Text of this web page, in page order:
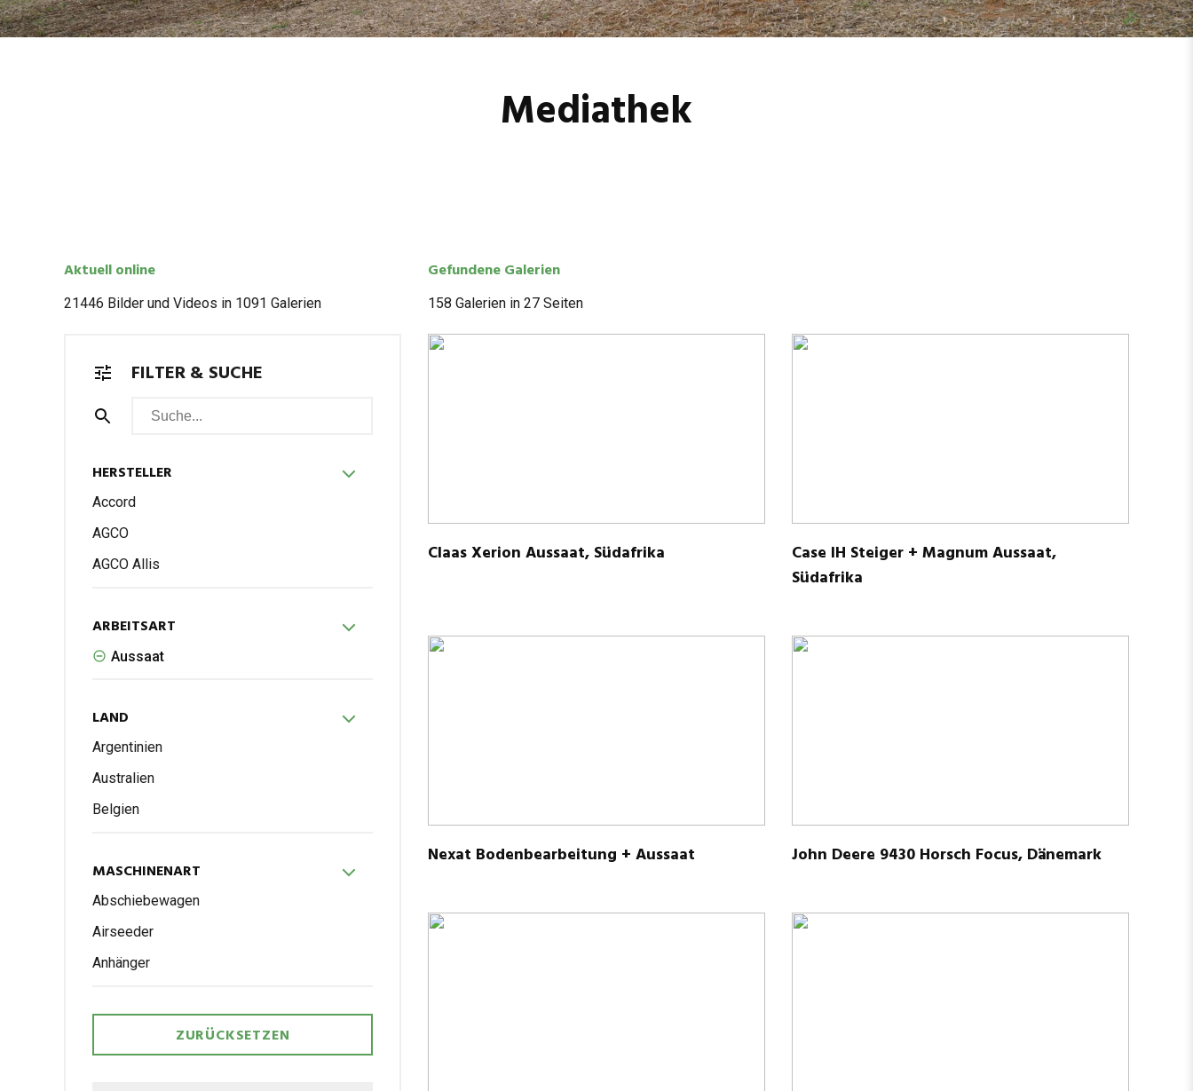
Mediathek
Aktu­ell online
21446 Bil­der und Videos in 1091 Galerien
FIL­TER & SUCHE
HER­STEL­LER
Accord
AGCO
AGCO Allis
ARBEITS­ART
Aus­saat
LAND
Argen­ti­nien
Aus­tra­lien
Bel­gien
MASCHI­NEN­ART
Abschie­be­wa­gen
Air­see­der
Anhän­ger
ZURÜCKSETZEN
Gefun­dene Galerien
158 Gale­rien in 27 Seiten
Claas Xer­ion Aus­saat, Südafrika
Case IH Stei­ger + Magnum Aus­saat,
Südafrika
Nexat Boden­be­ar­bei­tung + Aussaat John Deere 9430 Horsch Focus, Dänemark